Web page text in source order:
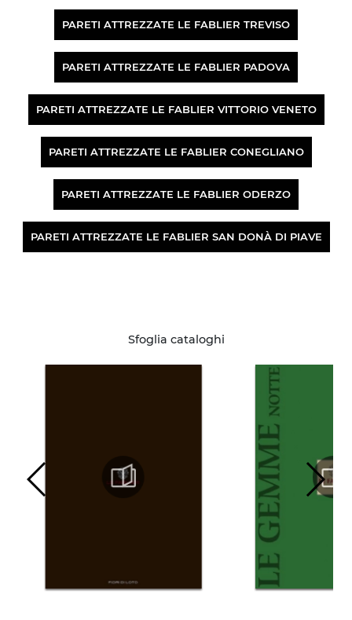
PARETI ATTREZZATE LE FABLIER TREVISO
PARETI ATTREZZATE LE FABLIER PADOVA
PARETI ATTREZZATE LE FABLIER VITTORIO VENETO
PARETI ATTREZZATE LE FABLIER CONEGLIANO
PARETI ATTREZZATE LE FABLIER ODERZO
PARETI ATTREZZATE LE FABLIER SAN DONÀ DI PIAVE
Sfoglia cataloghi